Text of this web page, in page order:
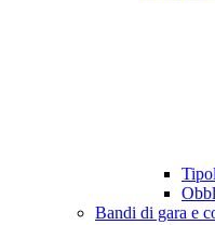
Bandi di gara e